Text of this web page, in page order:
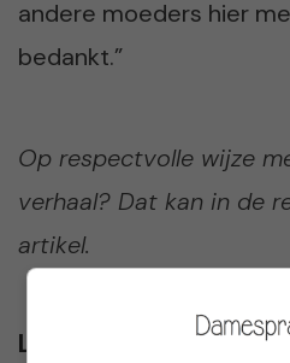
andere moeders hier
bedankt.”
Op respectvolle wijze
verhaal? Dat kan in de
artikel.
Lees verder...